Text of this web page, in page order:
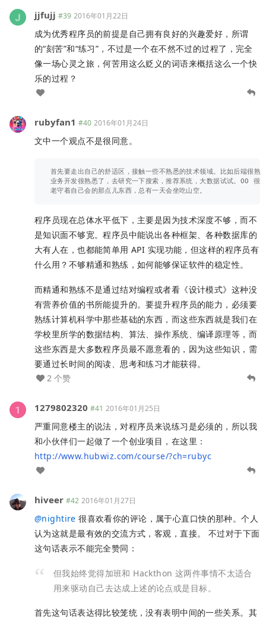
jjfujj #39 2016年01月22日
成为优秀程序员的前提是自己拥有良好的兴趣爱好，所谓
的“刻苦”和“练习”，不过是一个在不然不过的过程了，完全
像一场心灵之旅，何苦用这么贬义的词语来概括这么一个快
乐的过程？
rubyfan1 #40 2016年01月24日
文中一个观点不是很同意。
首先要走出自己的舒适区，接触一些不熟悉的技术领域。比如后端很
业务开发很熟悉了，去研究一下搜索，推荐系统，大数据试试。OO
程序员现在总体水平低下，主要是因为技术深度不够，而不
是知识面不够宽。程序员中能说出各种框架、各种数据库的
大有人在，也都能简单用 API 实现功能，但这样的程序员有
什么用？不够精通和熟练，如何能够保证软件的稳定性。
而精通和熟练不是通过结对编程或者看《设计模式》这种没
有营养价值的书所能提升的。要提升程序员的能力，必须要
熟练计算机科学中那些基础的东西，而这些东西就是我们在
学校里所学的数据结构、算法、操作系统、编译原理等，而
这些东西是大多数程序员最不愿意看的，因为这些知识，需
要通过长时间的阅读、思考和练习才能获得。
2 个赞
1279802320 #41 2016年01月25日
严重同意楼主的说法，对程序员来说练习是必须的，所以我
和小伙伴们一起做了一个创业项目，在这里：
http://www.hubwiz.com/course/?ch=rubyc
hiveer #42 2016年01月27日
@nightire 很喜欢看你的评论，属于心直口快的那种。个人
认为这就是最有效的交流方式，客观，直接。 不过对于下面
这句话表示不能完全赞同：
但我始终觉得加班和 Hackthon 这两件事情不太适合
用来驱动自己去达成上述的论点或是目标。
首先这句话表达得比较笼统，没有表明中间的一些关系。其